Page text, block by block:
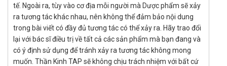
Quên liều:
Dùng liều đó ngay khi nhớ ra. Không dùng liều thứ hai để bù
cho liều mà bạn có thể đã bỏ lỡ. Chỉ cần tiếp tục với liều tiếp
theo.
Quá liều:
tế. Ngoài ra, tùy vào cơ địa mỗi người mà Dược phẩm sẽ xảy
ra tương tác khác nhau, nên không thể đảm bảo nội dung
trong bài viết có đầy đủ tương tác có thể xảy ra. Hãy trao đổi
lại với bác sĩ điều trị về tất cả các sản phẩm mà bạn đang và
có ý định sử dụng để tránh xảy ra tương tác không mong
muốn. Thần Kinh TAP sẽ không chịu trách nhiệm với bất cứ